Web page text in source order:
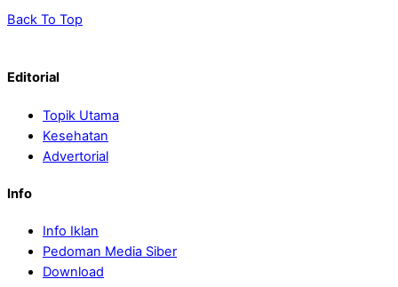
Back To Top
Editorial
Topik Utama
Kesehatan
Advertorial
Info
Info Iklan
Pedoman Media Siber
Download